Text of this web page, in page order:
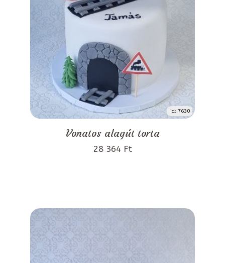
id: 7630
Vonatos alagút torta
28 364 Ft